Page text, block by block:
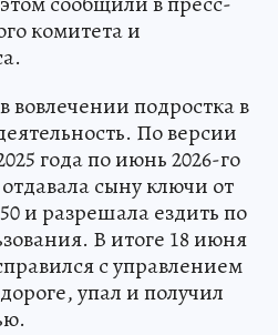
комитета и
подростка в
По версии
года по июнь 2026-го
сыну ключи от
и разрешала ездить по
В итоге 18 июня
с управлением
упал и получил